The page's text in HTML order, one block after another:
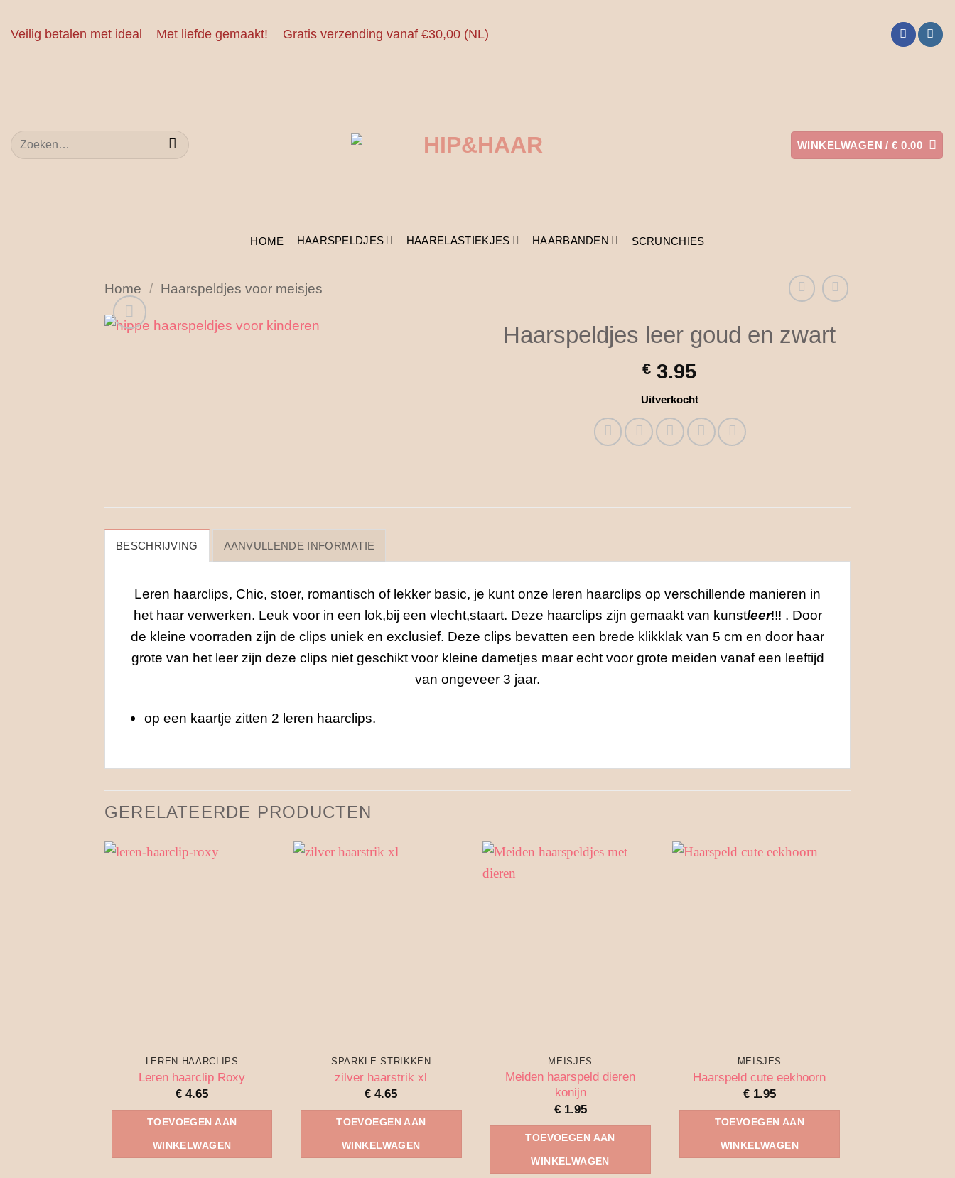
naar
Veilig betalen met ideal Met liefde gemaakt! Gratis verzending vanaf €30,00 (NL)
Zoeken
naar:
WINKELWAGEN /€ 0.00
HOME HAARSPELDJES HAARELASTIEKJES HAARBANDEN SCRUNCHIES
Home / Haarspeldjes voor meisjes
Haarspeldjes leer goud en zwart
€ 3.95
Uitverkocht
BESCHRIJVING AANVULLENDE INFORMATIE
Leren haarclips, Chic, stoer, romantisch of lekker basic, je kunt onze leren haarclips op verschillende manieren in
het haar verwerken. Leuk voor in een lok,bij een vlecht,staart. Deze haarclips zijn gemaakt van kunstleer!!! . Door
de kleine voorraden zijn de clips uniek en exclusief. Deze clips bevatten een brede klikklak van 5 cm en door haar
grote van het leer zijn deze clips niet geschikt voor kleine dametjes maar echt voor grote meiden vanaf een leeftijd
van ongeveer 3 jaar.
op een kaartje zitten 2 leren haarclips.
GERELATEERDE PRODUCTEN
LEREN HAARCLIPS
Leren haarclip Roxy
€ 4.65
TOEVOEGEN AAN
WINKELWAGEN
SPARKLE STRIKKEN
zilver haarstrik xl
€ 4.65
TOEVOEGEN AAN
WINKELWAGEN
MEISJES
Meiden haarspeld dieren
konijn
€1.95
TOEVOEGEN AAN
WINKELWAGEN
MEISJES
Haarspeld cute eekhoorn
€1.95
TOEVOEGEN AAN
WINKELWAGEN